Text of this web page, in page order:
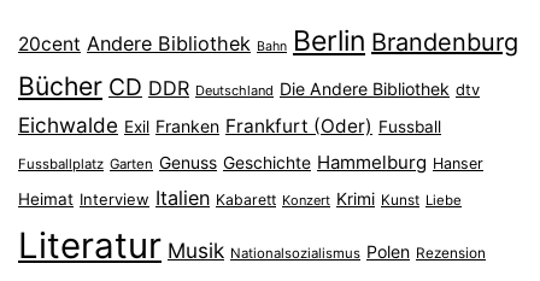
20cent Andere Bibliothek Bahn Berlin Brandenburg
Bücher CD DDR Deutschland Die Andere Bibliothek dtv
Eichwalde Exil Franken Frankfurt (Oder) Fussball
Fussballplatz Garten Genuss Geschichte Hammelburg Hanser
Heimat Interview Italien Kabarett Konzert Krimi Kunst Liebe
Literatur Musik Nationalsozialismus Polen Rezension